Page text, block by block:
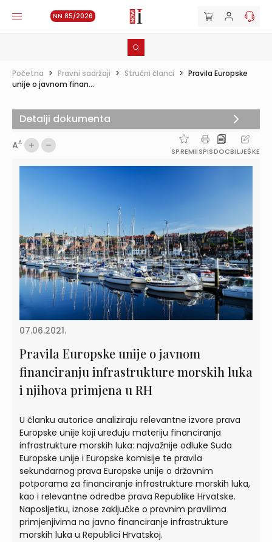
NN 85/2026
Početna > Pravni sadržaji > Stručni članci > Pravila Europske
unije o javnom finan...
AA
SPREMIISPISDOCBILJEŠKE
07.06.2021.
Pravila Europske unije o javnom
financiranju infrastrukture morskih luka
i njihova primjena u RH
U članku autorice analiziraju relevantne izvore prava
Europske unije koji uređuju materiju financiranja
infrastrukture morskih luka: najvažnije odluke Suda
Europske unije i Europske komisije te pravila
sekundarnog prava Europske unije o državnim
potporama za financiranje infrastrukture morskih luka,
kao i relevantne odredbe prava Republike Hrvatske.
Naposljetku, iznose zaključke o pravnim pravilima
primjenjivima na javno financiranje infrastrukture
morskih luka u Republici Hrvatskoj.
Detalji dokumenta